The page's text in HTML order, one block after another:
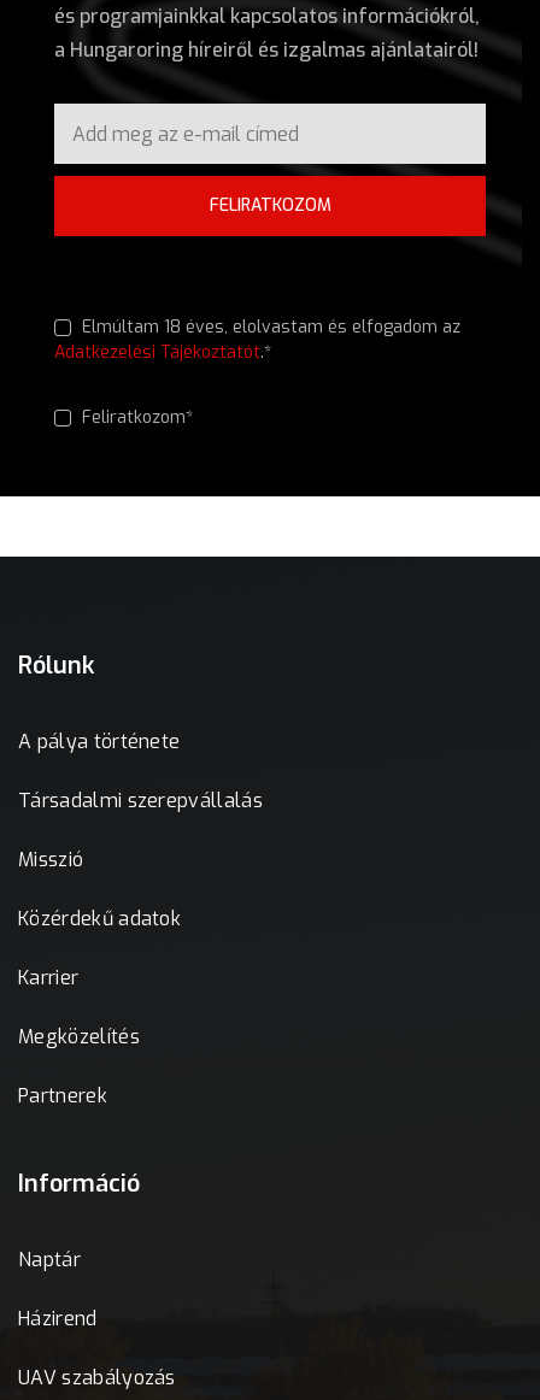
és programjainkkal kapcsolatos információkról,
a Hungaroring híreiről és izgalmas ajánlatairól!
FELIRATKOZOM
Elmúltam 18 éves, elolvastam és elfogadom az
Adatkezelési Tájékoztatót.*
Feliratkozom*
Rólunk
A pálya története
Társadalmi szerepvállalás
Misszió
Közérdekű adatok
Karrier
Megközelítés
Partnerek
Információ
Naptár
Házirend
UAV szabályozás